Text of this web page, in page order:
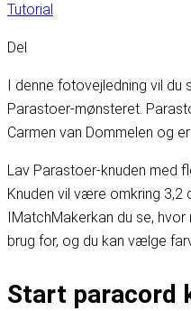
Tutorial
Del
I denne fotovejledning vil
Parastoer-mønsteret.
Carmen van Dommelen og
Lav Parastoer-knuden med
Knuden vil være omkring 3,2
MatchMakerkan du se,
brug for, og du kan vælge
Start paracord